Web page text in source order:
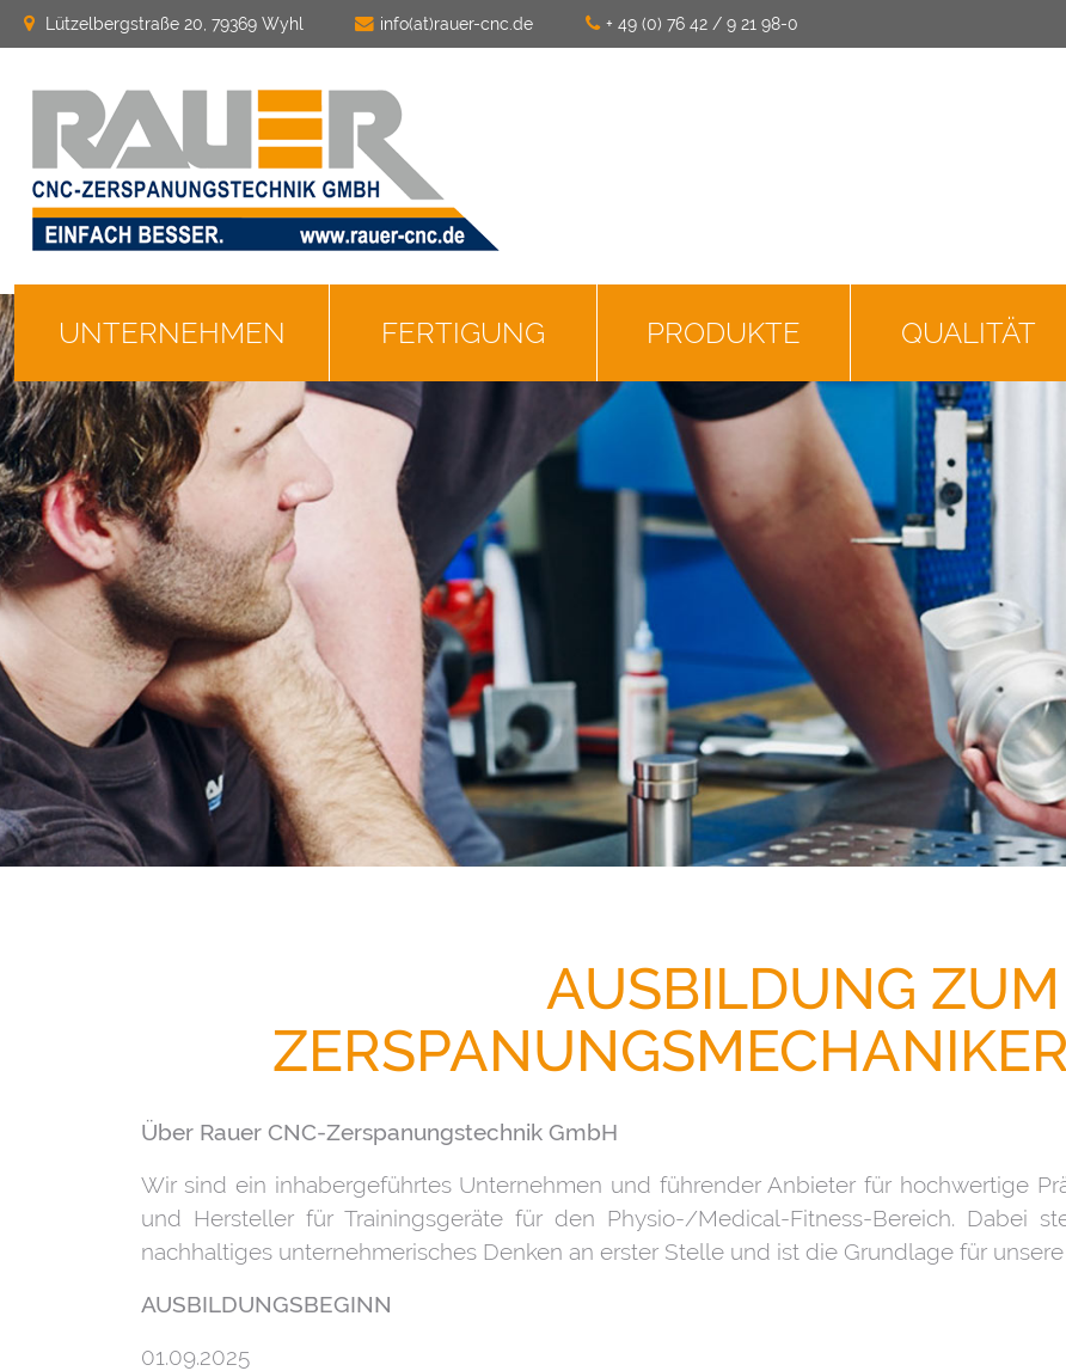
Lützelbergstraße 20, 79369 Wyhl info(at)rauer-cnc.de + 49 (0) 76 42 / 9 21 98-0
UNTERNEHMEN FERTIGUNG PRODUKTE QUALITÄT
AUSBILDUNG ZUM
Über Rauer CNC-Zerspanungstechnik GmbH
Wir sind ein inhabergeführtes Unternehmen und führender Anbieter für hochwertige
und Hersteller für Trainingsgeräte für den Physio-/Medical-Fitness-Bereich. Dabei
nachhaltiges unternehmerisches Denken an erster Stelle und ist die Grundlage für
AUSBILDUNGSBEGINN
01.09.2025